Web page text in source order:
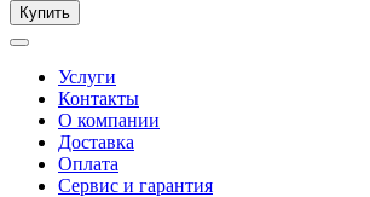
Купить
Услуги
Контакты
О компании
Доставка
Оплата
Сервис и гарантия